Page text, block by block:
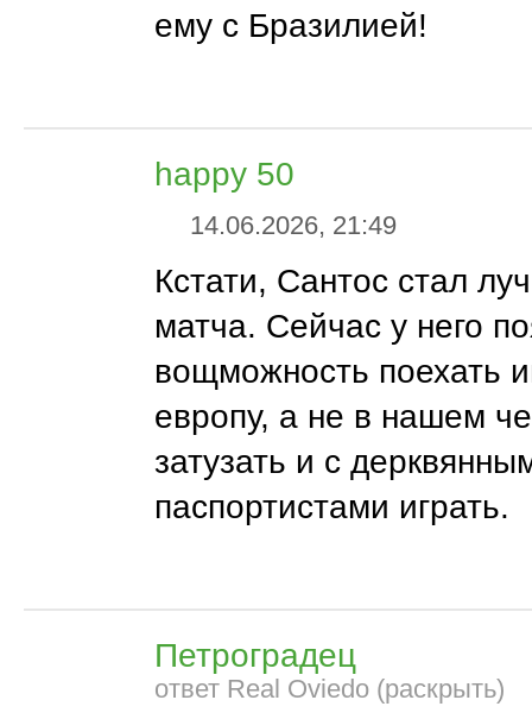
ему с Бразилией!
happy 50
14.06.2026, 21:49
Кстати, Сантос стал
матча. Сейчас у него
вощможность поехать
европу, а не в нашем
затузать и с
паспортистами играть.
Петроградец
ответ Real Oviedo (раскрыть)